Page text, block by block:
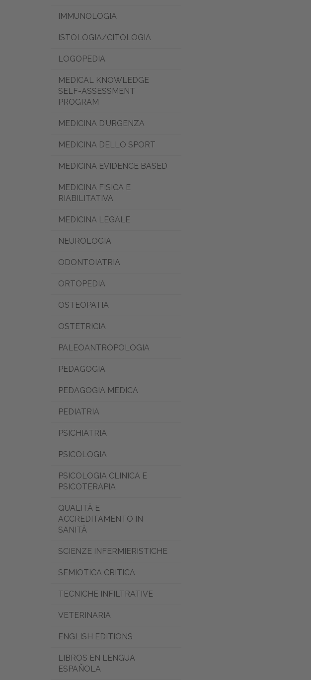
IMMUNOLOGIA
ISTOLOGIA/CITOLOGIA
LOGOPEDIA
MEDICAL KNOWLEDGE
SELF-ASSESSMENT
PROGRAM
MEDICINA D’URGENZA
MEDICINA DELLO SPORT
MEDICINA EVIDENCE BASED
MEDICINA FISICA E
RIABILITATIVA
MEDICINA LEGALE
NEUROLOGIA
ODONTOIATRIA
ORTOPEDIA
OSTEOPATIA
OSTETRICIA
PALEOANTROPOLOGIA
PEDAGOGIA
PEDAGOGIA MEDICA
PEDIATRIA
PSICHIATRIA
PSICOLOGIA
PSICOLOGIA CLINICA E
PSICOTERAPIA
QUALITÀ E
ACCREDITAMENTO IN
SANITÀ
SCIENZE INFERMIERISTICHE
SEMIOTICA CRITICA
TECNICHE INFILTRATIVE
VETERINARIA
ENGLISH EDITIONS
LIBROS EN LENGUA
ESPAÑOLA